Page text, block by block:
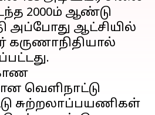
2000ம் ஆண்டு
அப்போது ஆட்சியில்
கருணாநிதியால்
வெளிநாட்டு
சுற்றலாப்பயணிகள்